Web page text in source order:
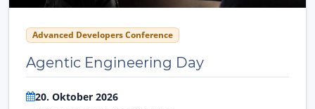
Advanced Developers Conference
Agentic Engineering Day
20. Oktober 2026